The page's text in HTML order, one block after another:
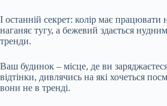
І останній секрет: колір має
наганяє тугу, а бежевий здається
тренди.
Ваш будинок – місце, де ви
відтінки, дивлячись на які хочеться
вони не в тренді.